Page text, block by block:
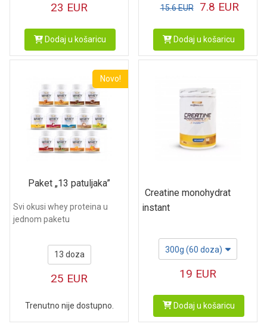
23 EUR
Dodaj u košaricu
15.6EUR 7.8 EUR
Dodaj u košaricu
Novo!
Paket „13 patuljaka”
Svi okusi whey proteina u
jednom paketu
13 doza
25 EUR
Trenutno nije dostupno.
Creatine monohydrat
instant
300g (60 doza)
19 EUR
Dodaj u košaricu